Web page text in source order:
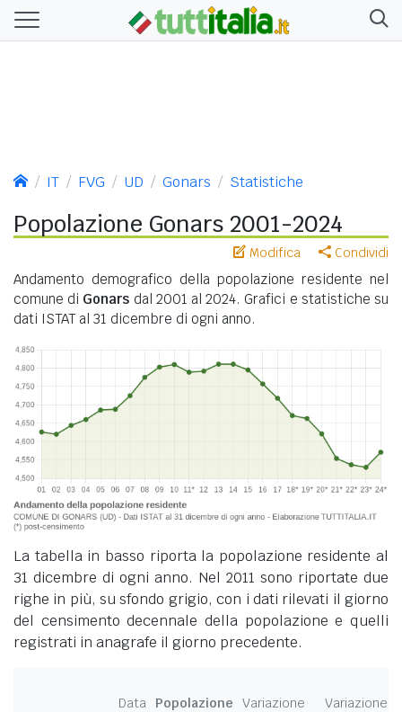
IT FVG UD Gonars Statistiche
Popolazione Gonars 2001-2024
Modifica Condividi
Andamento demografico della popolazione residente nel
comune di Gonars dal 2001 al 2024. Grafici e statistiche su
dati ISTAT al 31 dicembre di ogni anno.
La tabella in basso riporta la popolazione residente al
31 dicembre di ogni anno. Nel 2011 sono riportate due
righe in più, su sfondo grigio, con i dati rilevati il giorno
del censimento decennale della popolazione e quelli
registrati in anagrafe il giorno precedente.
Data
Popolazione
Variazione
Variazione